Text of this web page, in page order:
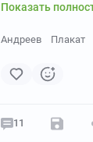
Показать
Андреев Плакат
11